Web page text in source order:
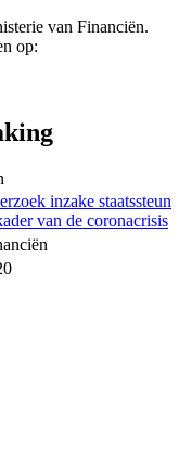
van Financiën.
op:
inzake staatssteun
van de coronacrisis